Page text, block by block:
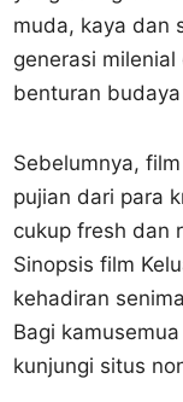
muda, kaya dan
generasi
benturan
Sebelumnya,
pujian dari para
cukup fresh dan
Sinopsis film
kehadiran
Bagi
kunjungi situs